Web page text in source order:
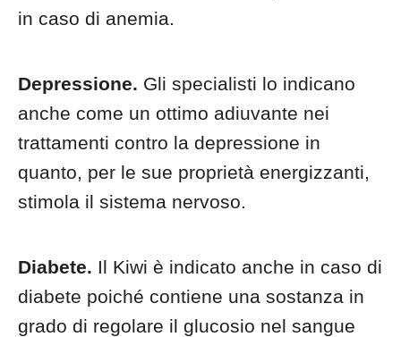
in caso di anemia.
Depressione. Gli specialisti lo indicano
anche come un ottimo adiuvante nei
trattamenti contro la depressione in
quanto, per le sue proprietà energizzanti,
stimola il sistema nervoso.
Diabete. Il Kiwi è indicato anche in caso di
diabete poiché contiene una sostanza in
grado di regolare il glucosio nel sangue